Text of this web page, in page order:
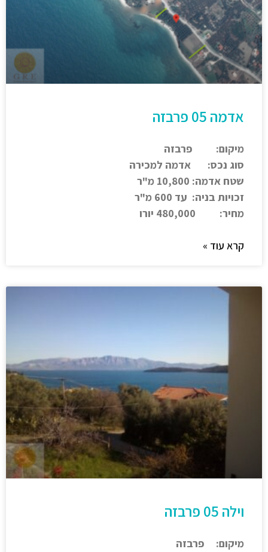
אדמה 05 פרבזה
מיקום: פרבזה
סוג נכס: אדמה למכירה
שטח אדמה: 10,800 מ"ר
זכויות בניה: עד 600 מ"ר
מחיר: 480,000
יורו
קרא עוד »
וילה 05 פרבזה
מיקום: פרבזה